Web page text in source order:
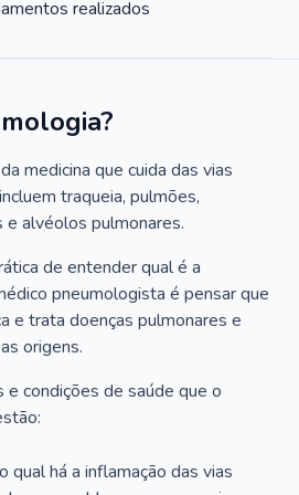
realizados
medicina que cuida das vias
traqueia, pulmões,
alvéolos pulmonares.
de entender qual é a
pneumologista é pensar que
e trata doenças pulmonares e
origens.
condições de saúde que o
qual há a inflamação das vias